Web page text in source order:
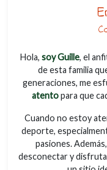
Hola,soy Guille, el
de esta familia
generaciones, me
atentopara que
Cuando no estoy
deporte,
pasiones.
desconectar y